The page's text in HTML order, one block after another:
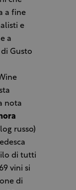
a fine
e
a
Gusto
nota
russo)
di tutti
vini si
di